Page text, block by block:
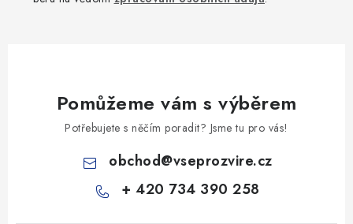
Pomůžeme vám s výběrem
Potřebujete s něčím poradit? Jsme tu pro vás!
obchod@vseprozvire.cz
+ 420 734 390 258